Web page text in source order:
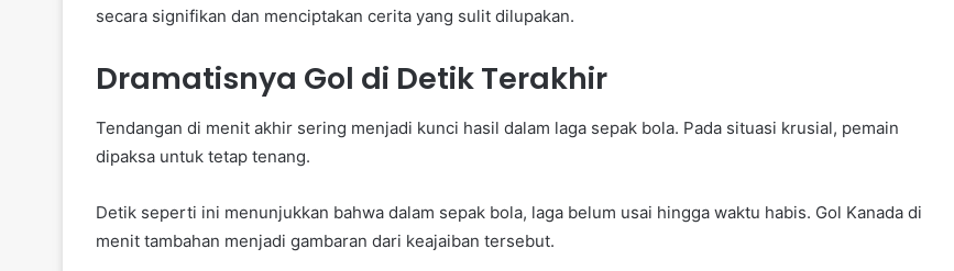
secara signifikan dan menciptakan cerita yang sulit dilupakan.
Dramatisnya Gol di Detik Terakhir
Tendangan di menit akhir sering menjadi kunci hasil dalam laga sepak bola. Pada situasi krusial, pemain
dipaksa untuk tetap tenang.
Detik seperti ini menunjukkan bahwa dalam sepak bola, laga belum usai hingga waktu habis. Gol Kanada di
menit tambahan menjadi gambaran dari keajaiban tersebut.